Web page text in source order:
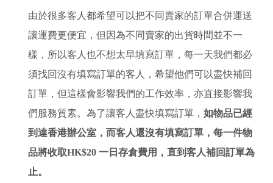
由於很多客人都希望可以把不同賣家的訂單合併運送
讓運費更便宜，但因為不同賣家的出貨時間並不一
樣，所以客人也不想太早填寫訂單，每一天我們都必
須找回沒有填寫訂單的客人，希望他們可以盡快補回
訂單，但這樣會影響我們的工作效率，亦直接影響我
們服務質素。為了讓客人盡快填寫訂單， 如物品已經
到達香港辦公室，而客人還沒有填寫訂單，每一件物
品將收取HK$20 一日存倉費用，直到客人補回訂單為
止。